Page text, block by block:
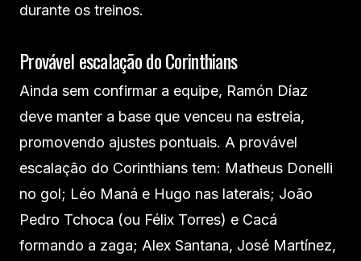
durante os treinos.
Provável escalação do Corinthians
Ainda sem confirmar a equipe, Ramón Díaz
deve manter a base que venceu na estreia,
promovendo ajustes pontuais. A provável
escalação do Corinthians tem: Matheus Donelli
no gol; Léo Maná e Hugo nas laterais; João
Pedro Tchoca (ou Félix Torres) e Cacá
formando a zaga; Alex Santana, José Martínez,